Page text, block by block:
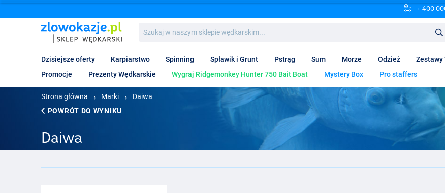
+ 400
w
naszym
wędkarskim...
Dzisiejsze oferty Karpiarstwo Spinning Spławik i Grunt Pstrąg Sum Morze Odzież Zestawy
Promocje
Prezenty Wędkarskie Wygraj Ridgemonkey Hunter 750 Bait Boat Mystery Box Pro staffers
Strona główna Marki
Daiwa
POWRÓT DO WYNIKU
Daiwa